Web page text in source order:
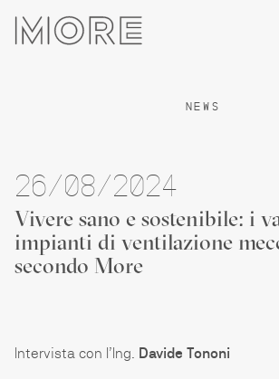
skip
navigation
NEWS
26/08/2024
Vivere sano e sostenibile: i
impianti di ventilazione
secondo More
Intervista con l’Ing. Davide Tononi